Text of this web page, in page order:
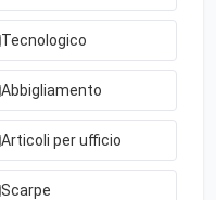
Tecnologico
Abbigliamento
Articoli per ufficio
Scarpe